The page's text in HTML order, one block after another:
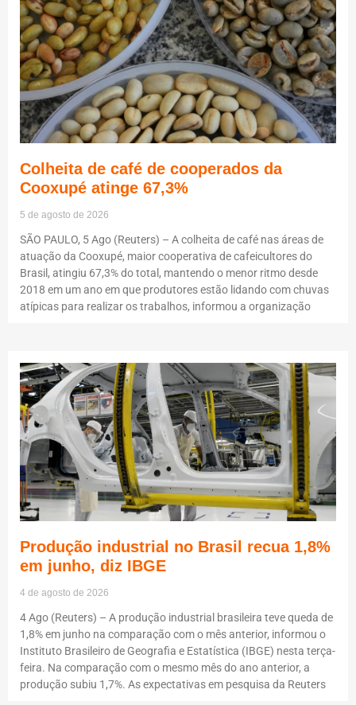
Colheita de café de cooperados da
Cooxupé atinge 67,3%
5 de agosto de 2026
SÃO PAULO, 5 Ago (Reuters) – A colheita de café nas áreas de
atuação da Cooxupé, maior cooperativa de cafeicultores do
Brasil, atingiu 67,3% do total, mantendo o menor ritmo desde
2018 em um ano em que produtores estão lidando com chuvas
atípicas para realizar os trabalhos, informou a organização
Produção industrial no Brasil recua 1,8%
em junho, diz IBGE
4 de agosto de 2026
4 Ago (Reuters) – A produção industrial brasileira teve queda de
1,8% em junho na comparação com o mês anterior, informou o
Instituto Brasileiro de Geografia e Estatística (IBGE) nesta terça-
feira. Na comparação com o mesmo mês do ano anterior, a
produção subiu 1,7%. As expectativas em pesquisa da Reuters